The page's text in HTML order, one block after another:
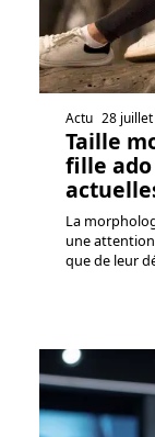
Actu 28
Taille
fille ado
La
une
que de leur